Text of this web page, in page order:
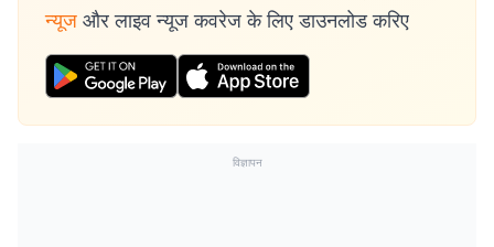
न्यूज और लाइव न्यूज कवरेज के लिए डाउनलोड करिए
विज्ञापन